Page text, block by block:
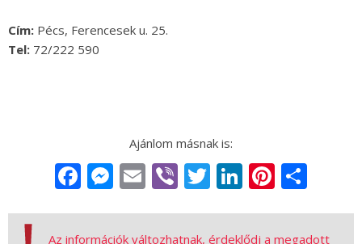
Cím: Pécs, Ferencesek u. 25.
Tel: 72/222 590
Facebook
Messenger
EmailViberTwitter
LinkedIn
Az információk változhatnak, érdeklődj a megadott